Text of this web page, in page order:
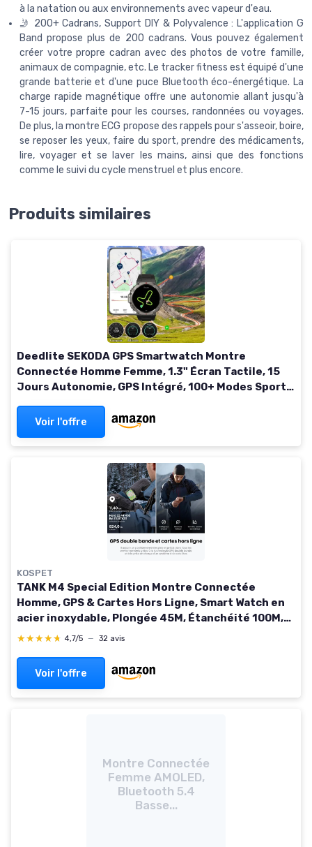
à la natation ou aux environnements avec vapeur d'eau.
🤳 200+ Cadrans, Support DIY & Polyvalence : L'application G
Band propose plus de 200 cadrans. Vous pouvez également
créer votre propre cadran avec des photos de votre famille,
animaux de compagnie, etc. Le tracker fitness est équipé d'une
grande batterie et d'une puce Bluetooth éco-énergétique. La
charge rapide magnétique offre une autonomie allant jusqu'à
7-15 jours, parfaite pour les courses, randonnées ou voyages.
De plus, la montre ECG propose des rappels pour s'asseoir, boire,
se reposer les yeux, faire du sport, prendre des médicaments,
lire, voyager et se laver les mains, ainsi que des fonctions
comme le suivi du cycle menstruel et plus encore.
Produits similaires
Deedlite SEKODA GPS Smartwatch Montre
Connectée Homme Femme, 1.3" Écran Tactile, 15
Jours Autonomie, GPS Intégré, 100+ Modes Sport,
Cardiaque/Stress/Sommeil/SpO2 Noir
Voir l'offre
KOSPET
TANK M4 Special Edition Montre Connectée
Homme, GPS & Cartes Hors Ligne, Smart Watch en
acier inoxydable, Plongée 45M, Étanchéité 100M,
Appels Bluetooth, Moniteur de Fréquence
★★★★★
★★★★★ 4,7/5 — 32 avis
Voir l'offre
Montre Connectée
Femme AMOLED,
Bluetooth 5.4
Basse...